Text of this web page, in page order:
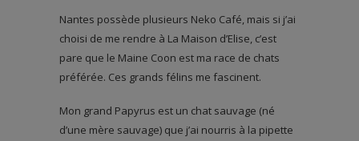
Nantes possède plusieurs Neko Café, mais si j’ai
choisi de me rendre à La Maison d’Elise, c’est
pare que le Maine Coon est ma race de chats
préférée. Ces grands félins me fascinent.
Mon grand Papyrus est un chat sauvage (né
d’une mère sauvage) que j’ai nourris à la pipette